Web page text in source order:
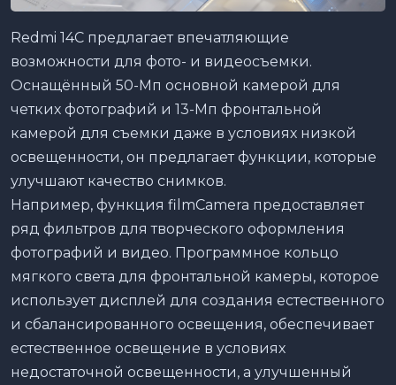
Redmi 14C предлагает впечатляющие
возможности для фото- и видеосъемки.
Оснащённый 50-Мп основной камерой для
четких фотографий и 13-Мп фронтальной
камерой для съемки даже в условиях низкой
освещенности, он предлагает функции, которые
улучшают качество снимков.
Например, функция filmCamera предоставляет
ряд фильтров для творческого оформления
фотографий и видео. Программное кольцо
мягкого света для фронтальной камеры, которое
использует дисплей для создания естественного
и сбалансированного освещения, обеспечивает
естественное освещение в условиях
недостаточной освещенности, а улучшенный